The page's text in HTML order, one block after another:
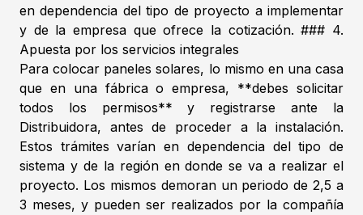
en dependencia del tipo de proyecto a implementar
y de la empresa que ofrece la cotización. ### 4.
Apuesta por los servicios integrales
Para colocar paneles solares, lo mismo en una casa
que en una fábrica o empresa, **debes solicitar
todos los permisos** y registrarse ante la
Distribuidora, antes de proceder a la instalación.
Estos trámites varían en dependencia del tipo de
sistema y de la región en donde se va a realizar el
proyecto. Los mismos demoran un periodo de 2,5 a
3 meses, y pueden ser realizados por la compañía